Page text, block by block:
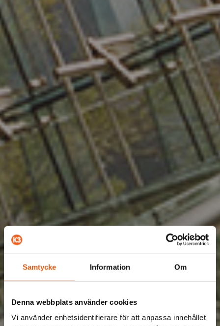
Samtycke Information Om
Denna webbplats använder cookies
Vi använder enhetsidentifierare för att anpassa innehållet